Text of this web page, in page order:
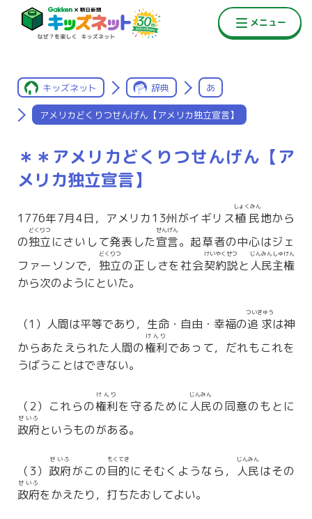
キッズネット 辞典 あ
アメリカどくりつせんげん【アメリカ独立宣言】
＊＊アメリカどくりつせんげん【ア
メリカ独立宣言】
1776年7月4日，アメリカ13州がイギリス植民
しょくみん
地から
の独立
どくりつ
にさいして発表した宣言
せんげん
。起草者の中心はジェ
ファーソンで， 独立
どくりつ
の正しさを社会契約説
けいやくせつ
と人民主権
じんみんしゅけん
から次のようにといた。
（1）人間は平等であり，生命・自由・幸福の追求
ついきゅう
は神
からあたえられた人間の権利
けんり
であって，だれもこれを
うばうことはできない。
（2）これらの権利
けんり
を守るために人民
じんみん
の同意のもとに
政府
せいふ
というものがある。
（3） 政府
せいふ
がこの目的
もくてき
にそむくようなら， 人民
じんみん
はその
政府
せいふ
をかえたり，打ちたおしてよい。